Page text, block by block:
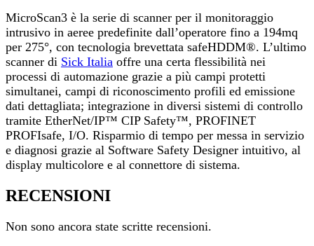
MicroScan3 è la serie di scanner per il monitoraggio
intrusivo in aeree predefinite dall’operatore fino a 194mq
per 275°, con tecnologia brevettata safeHDDM®. L’ultimo
scanner di Sick Italia offre una certa flessibilità nei
processi di automazione grazie a più campi protetti
simultanei, campi di riconoscimento profili ed emissione
dati dettagliata; integrazione in diversi sistemi di controllo
tramite EtherNet/IP™ CIP Safety™, PROFINET
PROFIsafe, I/O. Risparmio di tempo per messa in servizio
e diagnosi grazie al Software Safety Designer intuitivo, al
display multicolore e al connettore di sistema.
RECENSIONI
Non sono ancora state scritte recensioni.